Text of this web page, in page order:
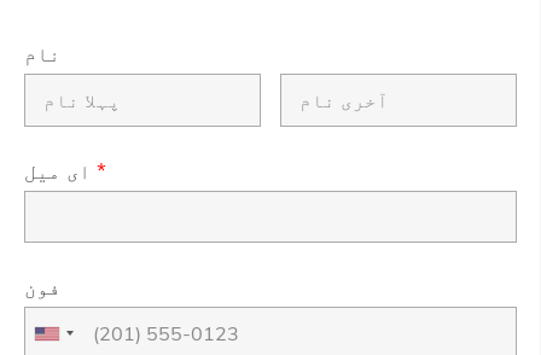
نام
*
فون